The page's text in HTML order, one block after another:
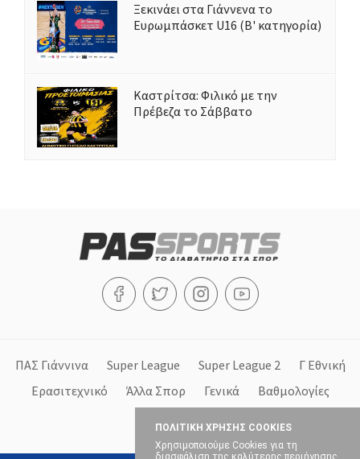
ΠΟΛΙΤΙΚΗ ΧΡΗΣΗΣ COOKIES
Χρησιμοποιούμε Cookies για τη
διασφάλιση της καλύτερης περιήγησης
Ξεκινάει στα Γιάννενα το
Ευρωμπάσκετ U16 (Β' κατηγορία)
Καστρίτσα: Φιλικό με την
Πρέβεζα το Σάββατο
ΠΑΣ Γιάννινα Super League Super League 2
Γ Εθνική
Ερασιτεχνικό
Άλλα Σπορ Γενικά
Βαθμολογίες